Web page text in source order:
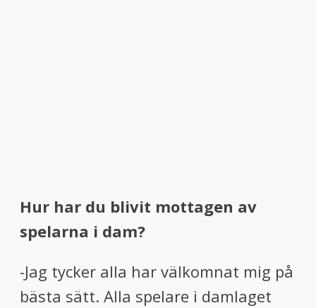
Hur har du blivit mottagen av
spelarna i dam?
-Jag tycker alla har välkomnat mig på
bästa sätt. Alla spelare i damlaget